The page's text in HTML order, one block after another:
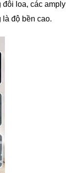
đôi loa, các amply
độ bền cao.